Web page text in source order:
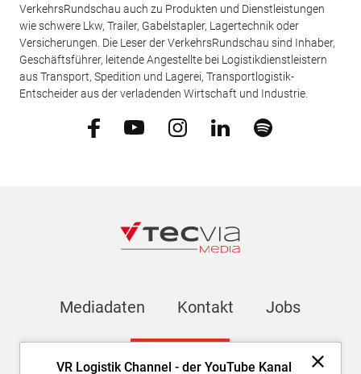
VR Logistik Channel - der YouTube Kanal
VerkehrsRundschau auch zu Produkten und Dienstleistungen
wie schwere Lkw, Trailer, Gabelstapler, Lagertechnik oder
Versicherungen. Die Leser der VerkehrsRundschau sind Inhaber,
Geschäftsführer, leitende Angestellte bei Logistikdienstleistern
aus Transport, Spedition und Lagerei, Transportlogistik-
Entscheider aus der verladenden Wirtschaft und Industrie.
Mediadaten Kontakt Jobs